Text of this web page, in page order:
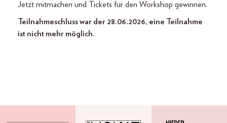
Jetzt mitmachen und Tickets für den Workshop gewinnen.
Teilnahmeschluss war der 28.06.2026, eine Teilnahme
ist nicht mehr möglich.